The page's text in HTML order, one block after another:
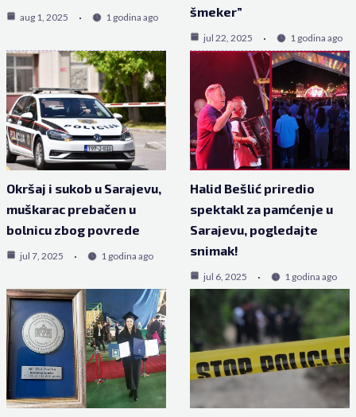
aug 1, 2025 1 godina ago
šmeker”
jul 22, 2025 1 godina ago
Okršaj i sukob u Sarajevu,
muškarac prebačen u
bolnicu zbog povrede
jul 7, 2025 1 godina ago
Halid Bešlić priredio
spektakl za pamćenje u
Sarajevu, pogledajte
snimak!
jul 6, 2025 1 godina ago